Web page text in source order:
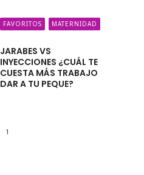
FAVORITOS MATERNIDAD
JARABES VS
INYECCIONES ¿CUÁL TE
CUESTA MÁS TRABAJO
DAR A TU PEQUE?
1